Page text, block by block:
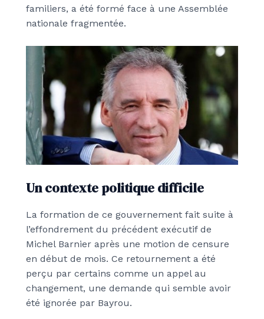
familiers, a été formé face à une Assemblée
nationale fragmentée.
Un contexte politique difficile
La formation de ce gouvernement fait suite à
l’effondrement du précédent exécutif de
Michel Barnier après une motion de censure
en début de mois. Ce retournement a été
perçu par certains comme un appel au
changement, une demande qui semble avoir
été ignorée par Bayrou.